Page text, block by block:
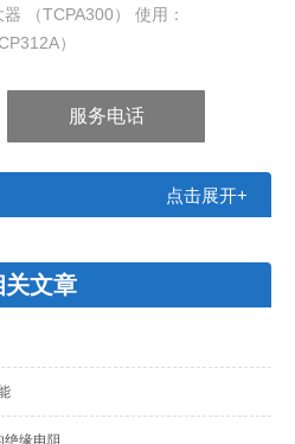
（TCPA300） 使用：
）
服务电话
点击展开+
关文章